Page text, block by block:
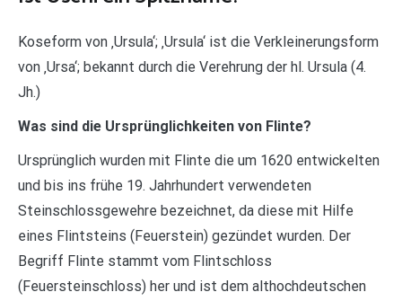
Koseform von ‚Ursula‘; ‚Ursula‘ ist die Verkleinerungsform
von ‚Ursa‘; bekannt durch die Verehrung der hl. Ursula (4.
Jh.)
Was sind die Ursprünglichkeiten von Flinte?
Ursprünglich wurden mit Flinte die um 1620 entwickelten
und bis ins frühe 19. Jahrhundert verwendeten
Steinschlossgewehre bezeichnet, da diese mit Hilfe
eines Flintsteins (Feuerstein) gezündet wurden. Der
Begriff Flinte stammt vom Flintschloss
(Feuersteinschloss) her und ist dem althochdeutschen